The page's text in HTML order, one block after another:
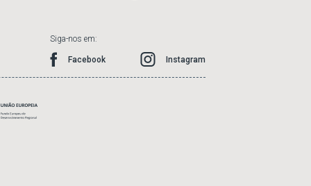
Siga-nos em:
Facebook Instagram